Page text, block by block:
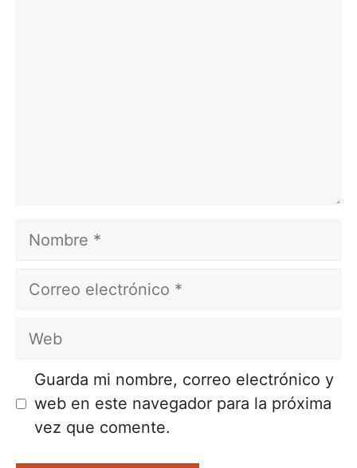
Nombre
Correo
Web
Guarda mi nombre, correo electrónico y
web en este navegador para la próxima
vez que comente.